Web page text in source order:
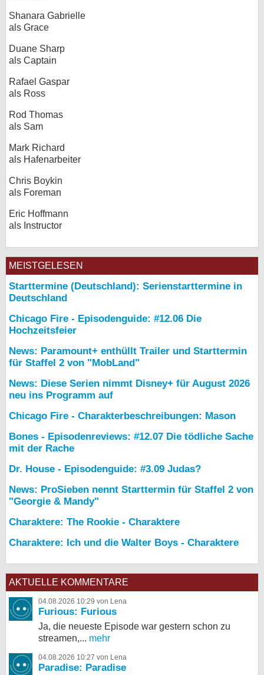
Shanara Gabrielle
als Grace
Duane Sharp
als Captain
Rafael Gaspar
als Ross
Rod Thomas
als Sam
Mark Richard
als Hafenarbeiter
Chris Boykin
als Foreman
Eric Hoffmann
als Instructor
MEISTGELESEN
Starttermine (Deutschland): Serienstarttermine in
Deutschland
Chicago Fire - Episodenguide: #12.06 Die
Hochzeitsfeier
News: Paramount+ enthüllt Trailer und Starttermin
für Staffel 2 von "MobLand"
News: Diese Serien nimmt Disney+ für August 2026
neu ins Programm auf
Chicago Fire - Charakterbeschreibungen: Mason
Bones - Episodenreviews: #12.07 Die tödliche Sache
mit der Rache
Dr. House - Episodenguide: #3.09 Judas?
News: ProSieben nennt Starttermin für Staffel 2 von
"Georgie & Mandy"
Charaktere: The Rookie - Charaktere
Charaktere: Ich und die Walter Boys - Charaktere
AKTUELLE KOMMENTARE
04.08.2026 10:29 von Lena
Furious: Furious
Ja, die neueste Episode war gestern schon zu
streamen,... mehr
04.08.2026 10:27 von Lena
Paradise: Paradise